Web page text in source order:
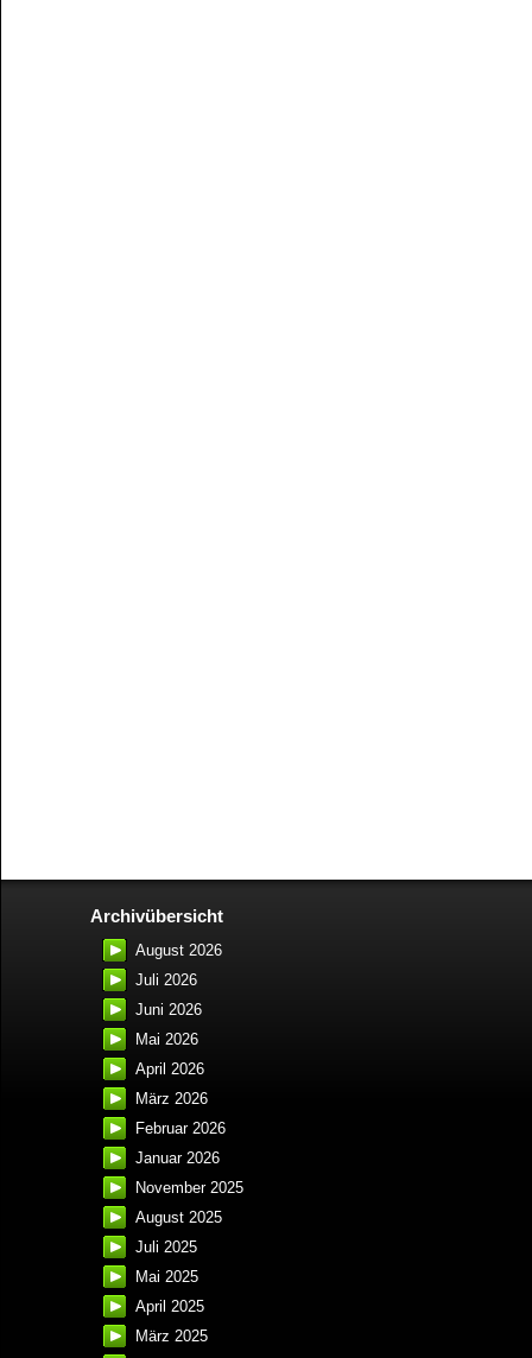
Archivübersicht
August 2026
Juli 2026
Juni 2026
Mai 2026
April 2026
März 2026
Februar 2026
Januar 2026
November 2025
August 2025
Juli 2025
Mai 2025
April 2025
März 2025